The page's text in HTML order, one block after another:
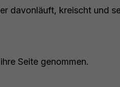
davonläuft, kreischt und
Seite genommen.